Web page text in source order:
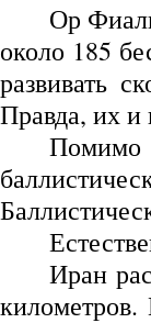
Ор
около 185
развивать
Правда, их и
Иран